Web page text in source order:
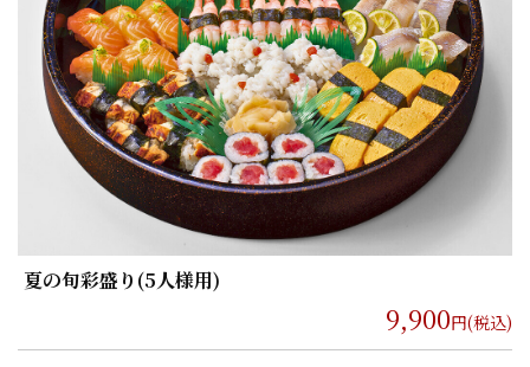
夏の旬彩盛り(5人様用)
9,900円(税込)